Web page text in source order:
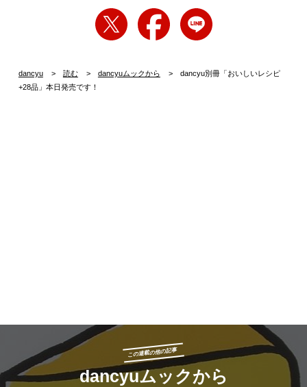
dancyu 読む dancyuムックから
dancyu別冊「おいしいレシピ
+28品」本日発売です！
この連載の他の記事
dancyuムックから